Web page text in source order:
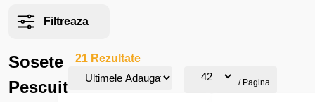
Filtreaza
Sosete
Pescuit
21 Rezultate
/ Pagina